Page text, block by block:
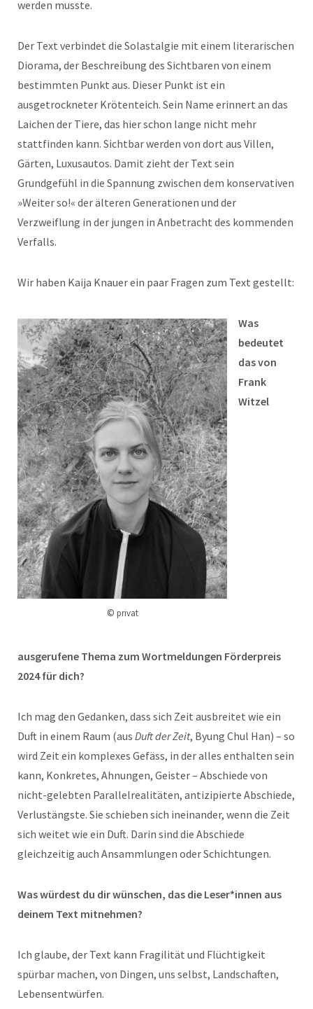
werden musste.
Der Text verbindet die Solastalgie mit einem literarischen
Diorama, der Beschreibung des Sichtbaren von einem
bestimmten Punkt aus. Dieser Punkt ist ein
ausgetrockneter Krötenteich. Sein Name erinnert an das
Laichen der Tiere, das hier schon lange nicht mehr
stattfinden kann. Sichtbar werden von dort aus Villen,
Gärten, Luxusautos. Damit zieht der Text sein
Grundgefühl in die Spannung zwischen dem konservativen
»Weiter so!« der älteren Generationen und der
Verzweiflung in der jungen in Anbetracht des kommenden
Verfalls.
Wir haben Kaija Knauer ein paar Fragen zum Text gestellt:
© privat
Was
bedeutet
das von
Frank
Witzel
ausgerufene Thema zum Wortmeldungen Förderpreis
2024 für dich?
Ich mag den Gedanken, dass sich Zeit ausbreitet wie ein
Duft in einem Raum (aus Duft der Zeit, Byung Chul Han) – so
wird Zeit ein komplexes Gefäss, in der alles enthalten sein
kann, Konkretes, Ahnungen, Geister – Abschiede von
nicht-gelebten Parallelrealitäten, antizipierte Abschiede,
Verlustängste. Sie schieben sich ineinander, wenn die Zeit
sich weitet wie ein Duft. Darin sind die Abschiede
gleichzeitig auch Ansammlungen oder Schichtungen.
Was würdest du dir wünschen, das die Leser*innen aus
deinem Text mitnehmen?
Ich glaube, der Text kann Fragilität und Flüchtigkeit
spürbar machen, von Dingen, uns selbst, Landschaften,
Lebensentwürfen.